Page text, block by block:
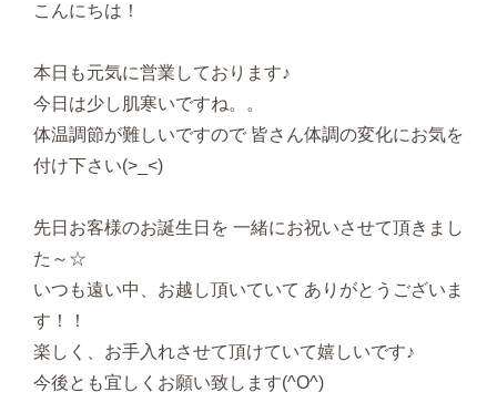
こんにちは！
本日も元気に営業しております♪
今日は少し肌寒いですね。。
体温調節が難しいですので 皆さん体調の変化にお気を
付け下さい(>_<)
先日お客様のお誕生日を 一緒にお祝いさせて頂きまし
た～☆
いつも遠い中、お越し頂いていて ありがとうございま
す！！
楽しく、お手入れさせて頂けていて嬉しいです♪
今後とも宜しくお願い致します(^O^)